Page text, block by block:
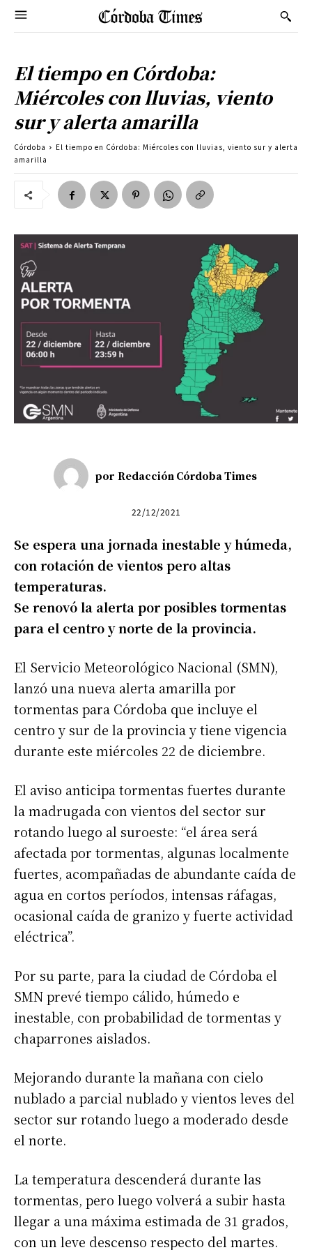
El tiempo en Córdoba:
Miércoles con lluvias, viento
sur y alerta amarilla
Córdoba
El tiempo en Córdoba: Miércoles con lluvias, viento sur y alerta
amarilla
por Redacción Córdoba Times
22/12/2021
Se espera una jornada inestable y húmeda,
con rotación de vientos pero altas
temperaturas.
Se renovó la alerta por posibles tormentas
para el centro y norte de la provincia.
El Servicio Meteorológico Nacional (SMN),
lanzó una nueva alerta amarilla por
tormentas para Córdoba que incluye el
centro y sur de la provincia y tiene vigencia
durante este miércoles 22 de diciembre.
El aviso anticipa tormentas fuertes durante
la madrugada con vientos del sector sur
rotando luego al suroeste: “el área será
afectada por tormentas, algunas localmente
fuertes, acompañadas de abundante caída de
agua en cortos períodos, intensas ráfagas,
ocasional caída de granizo y fuerte actividad
eléctrica”.
Por su parte, para la ciudad de Córdoba el
SMN prevé tiempo cálido, húmedo e
inestable, con probabilidad de tormentas y
chaparrones aislados.
Mejorando durante la mañana con cielo
nublado a parcial nublado y vientos leves del
sector sur rotando luego a moderado desde
el norte.
La temperatura descenderá durante las
tormentas, pero luego volverá a subir hasta
llegar a una máxima estimada de 31 grados,
con un leve descenso respecto del martes.